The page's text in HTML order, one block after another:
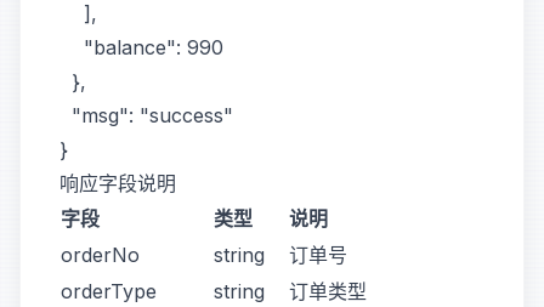
    ],
    "balance": 990
  },
  "msg": "success"
响应字段说明
字段
类型
说明
orderNo
string
订单号
orderType
string
订单类型